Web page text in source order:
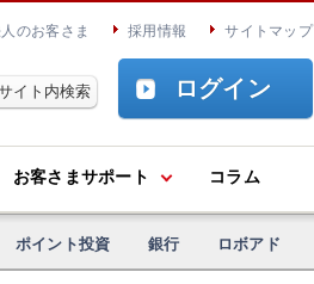
のお客さま 採用情報 サイトマップ
ログイン
お客さまサポート コラム
ポイント投資 銀行 ロボアド